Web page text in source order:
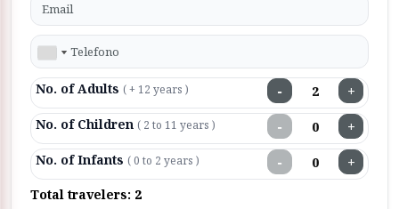
No. of Adults ( + 12 years ) − +
No. of Children ( 2 to 11 years ) − +
No. of Infants ( 0 to 2 years ) − +
Total travelers: 2